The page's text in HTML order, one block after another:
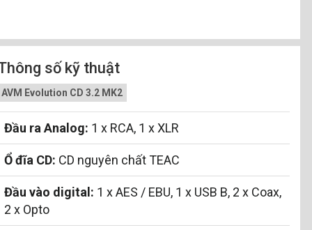
số kỹ thuật
AVM Evolution CD 3.2 MK2
Đầu ra Analog: 1 x RCA, 1 x XLR
Ổ đĩa CD: CD nguyên chất TEAC
Đầu vào digital: 1 x AES / EBU, 1 x USB B, 2 x Coax,
2 x Opto